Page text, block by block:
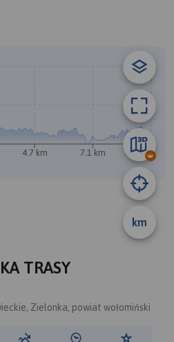
km
4.7 km 7.1 km 9.4 km
TRASY
Zielonka, powiat wołomiński